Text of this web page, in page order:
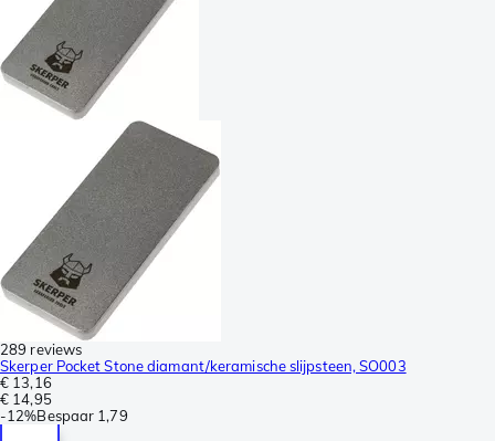
289 reviews
Skerper Pocket Stone diamant/keramische slijpsteen, SO003
€ 13,16
€ 14,95
-12%Bespaar 1,79